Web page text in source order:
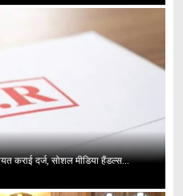
कराई दर्ज, सोशल मीडिया हैंडल्स...